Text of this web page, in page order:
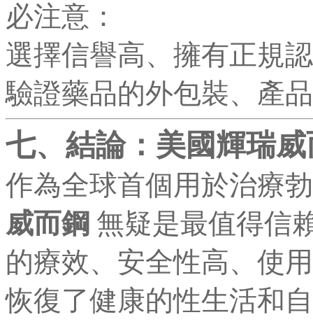
必注意：
選擇信譽高、擁有正規
驗證藥品的外包裝、產
七、結論：美國輝瑞
作為全球首個用於治療
威而鋼 無疑是最值得信
的療效、安全性高、使
恢復了健康的性生活和